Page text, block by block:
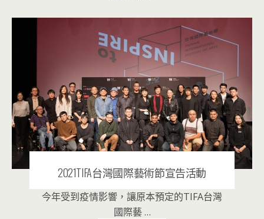
2021TIFA台灣國際藝術節宣告活動
2020 年 12 月 1 日 | 音樂表演
今年受到疫情影響，讓原本預定的TIFA台灣
國際藝 …